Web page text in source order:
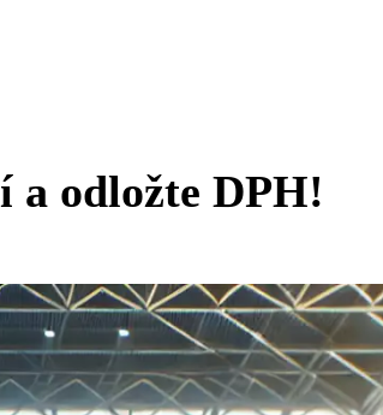
a odložte DPH!